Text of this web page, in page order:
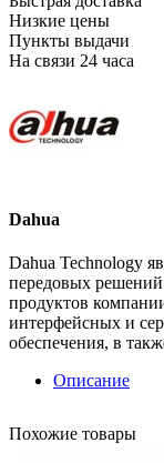
Низкие цены
Пункты выдачи
На связи 24 часа
Dahua
Dahua Technology
передовых
продуктов
интерфейсных и
обеспечения, в
Описание
Похожие товары